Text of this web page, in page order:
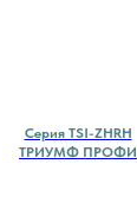
Cерия TSI-ZHRH
ТРИУМФ ПРОФИ